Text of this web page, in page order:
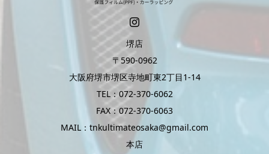
堺店
〒590-0962
大阪府堺市堺区寺地町東2丁目1-14
TEL：072-370-6062
FAX：072-370-6063
MAIL：tnkultimateosaka@gmail.com
本店